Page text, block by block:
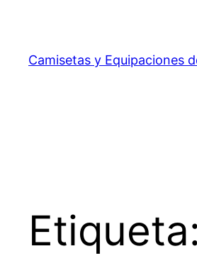
contenido
Camisetas y Equipaciones
Etiqueta: